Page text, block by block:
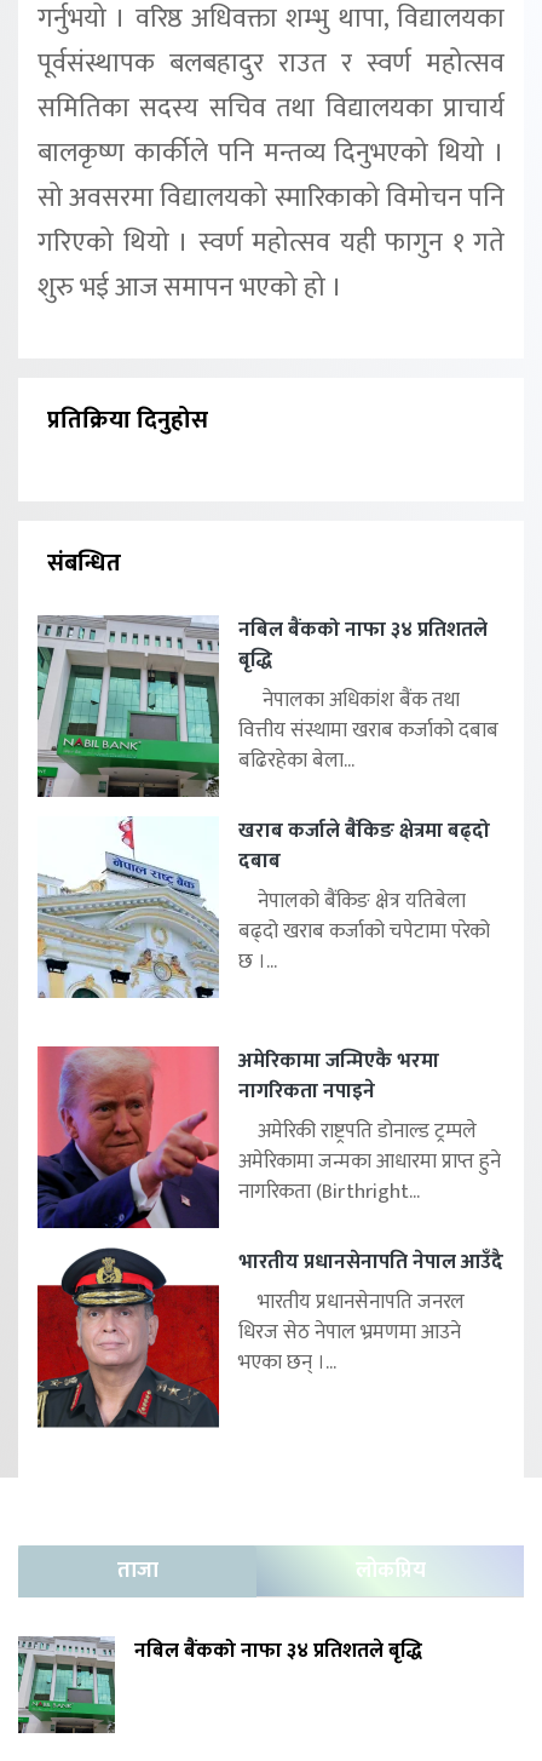
गर्नुभयो । वरिष्ठ अधिवक्ता शम्भु थापा, विद्यालयका
पूर्वसंस्थापक बलबहादुर राउत र स्वर्ण महोत्सव
समितिका सदस्य सचिव तथा विद्यालयका प्राचार्य
बालकृष्ण कार्कीले पनि मन्तव्य दिनुभएको थियो ।
सो अवसरमा विद्यालयको स्मारिकाको विमोचन पनि
गरिएको थियो । स्वर्ण महोत्सव यही फागुन १ गते
शुरु भई आज समापन भएको हो ।
प्रतिक्रिया दिनुहोस
संबन्धित
नबिल बैंकको नाफा ३४ प्रतिशतले
बृद्धि
नेपालका अधिकांश बैंक तथा
वित्तीय संस्थामा खराब कर्जाको दबाब
बढिरहेका बेला...
खराब कर्जाले बैंकिङ क्षेत्रमा बढ्दो
दबाब
नेपालको बैंकिङ क्षेत्र यतिबेला
बढ्दो खराब कर्जाको चपेटामा परेको
छ ।...
अमेरिकामा जन्मिएकै भरमा
नागरिकता नपाइने
अमेरिकी राष्ट्रपति डोनाल्ड ट्रम्पले
अमेरिकामा जन्मका आधारमा प्राप्त हुने
नागरिकता (Birthright...
भारतीय प्रधानसेनापति नेपाल आउँदै
भारतीय प्रधानसेनापति जनरल
धिरज सेठ नेपाल भ्रमणमा आउने
भएका छन् ।...
ताजा लोकप्रिय
नबिल बैंकको नाफा ३४ प्रतिशतले बृद्धि